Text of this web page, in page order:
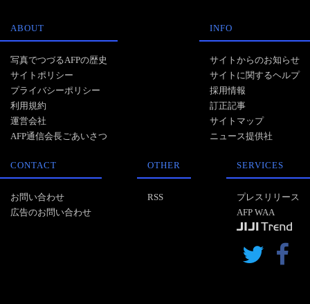
ABOUT
写真でつづるAFPの歴史
サイトポリシー
プライバシーポリシー
利用規約
運営会社
AFP通信会長ごあいさつ
INFO
サイトからのお知らせ
サイトに関するヘルプ
採用情報
訂正記事
サイトマップ
ニュース提供社
CONTACT
お問い合わせ
広告のお問い合わせ
OTHER
RSS
SERVICES
プレスリリース
AFP WAA